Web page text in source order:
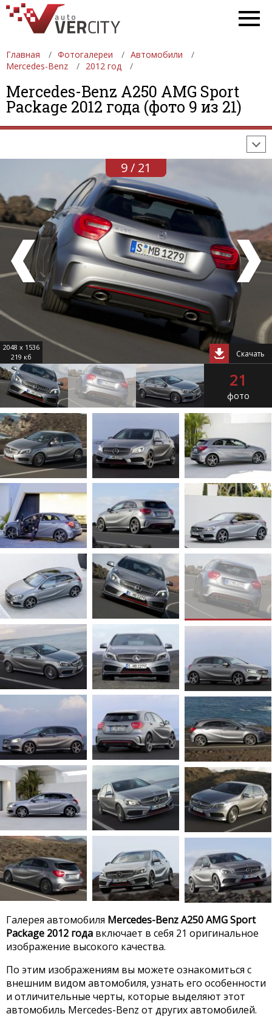
Главная Фотогалереи
Автомобили
Mercedes-Benz
2012 год
Mercedes-Benz A250 AMG Sport
Package 2012 года (фото 9 из 21)
ФОТОГАЛЕРЕИ АВТОМОБИЛИ
ДЕВУШКИ
АВТОСАЛОНЫ
ФОРМУЛА-1
9 / 21
2048 x 1536
219 кб
Скачать
21
фото
Галерея автомобиля Mercedes-Benz A250 AMG Sport
Package 2012 года включает в себя 21 оригинальное
изображение высокого качества.
По этим изображениям вы можете ознакомиться с
внешним видом автомобиля, узнать его особенности
и отличительные черты, которые выделяют этот
автомобиль Mercedes-Benz от других автомобилей.